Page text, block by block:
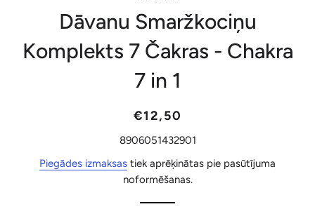
Dāvanu Smaržkociņu
Komplekts 7 Čakras - Chakra
7 in 1
Parastā
Akcijas
€12,50
8906051432901
Piegādes izmaksas tiek aprēķinātas pie pasūtījuma
noformēšanas.